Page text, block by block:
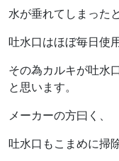
水が垂れてしまった
吐水口はほぼ毎日使
その為カルキが吐水
と思います。
メーカーの方曰く、
吐水口もこまめに掃